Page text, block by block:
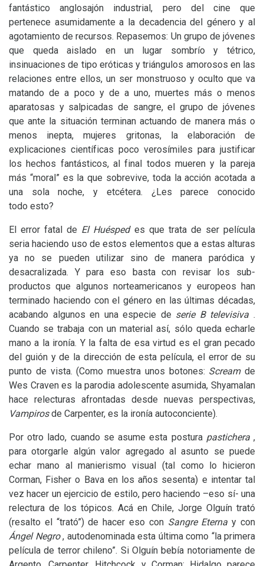
fantástico anglosajón industrial, pero del cine que
pertenece asumidamente a la decadencia del género y al
agotamiento de recursos. Repasemos: Un grupo de jóvenes
que queda aislado en un lugar sombrío y tétrico,
insinuaciones de tipo eróticas y triángulos amorosos en las
relaciones entre ellos, un ser monstruoso y oculto que va
matando de a poco y de a uno, muertes más o menos
aparatosas y salpicadas de sangre, el grupo de jóvenes
que ante la situación terminan actuando de manera más o
menos inepta, mujeres gritonas, la elaboración de
explicaciones científicas poco verosímiles para justificar
los hechos fantásticos, al final todos mueren y la pareja
más “moral” es la que sobrevive, toda la acción acotada a
una sola noche, y etcétera. ¿Les parece conocido
todo esto?
El error fatal de El Huésped es que trata de ser película
seria haciendo uso de estos elementos que a estas alturas
ya no se pueden utilizar sino de manera paródica y
desacralizada. Y para eso basta con revisar los sub-
productos que algunos norteamericanos y europeos han
terminado haciendo con el género en las últimas décadas,
acabando algunos en una especie de serie B televisiva.
Cuando se trabaja con un material así, sólo queda echarle
mano a la ironía. Y la falta de esa virtud es el gran pecado
del guión y de la dirección de esta película, el error de su
punto de vista. (Como muestra unos botones: Scream de
Wes Craven es la parodia adolescente asumida, Shyamalan
hace relecturas afrontadas desde nuevas perspectivas,
Vampirosde Carpenter, es la ironía autoconciente).
Por otro lado, cuando se asume esta postura pastichera,
para otorgarle algún valor agregado al asunto se puede
echar mano al manierismo visual (tal como lo hicieron
Corman, Fisher o Bava en los años sesenta) e intentar tal
vez hacer un ejercicio de estilo, pero haciendo –eso sí- una
relectura de los tópicos. Acá en Chile, Jorge Olguín trató
(resalto el “trató”) de hacer eso con Sangre Eternay con
Ángel Negro, autodenominada esta última como “la primera
película de terror chileno”. Si Olguín bebía notoriamente de